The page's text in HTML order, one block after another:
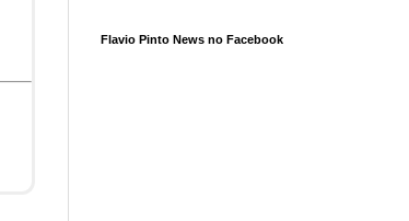
Flavio Pinto News no Facebook